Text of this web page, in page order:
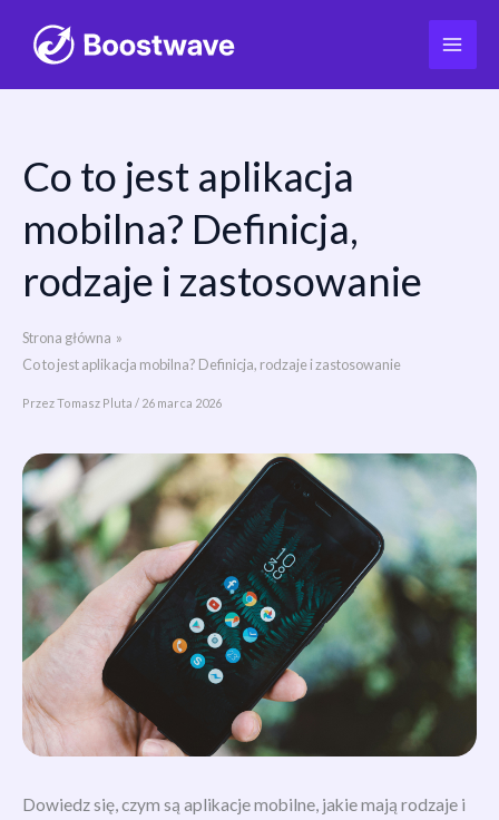
PrzejdźCo to jest aplikacja
mobilna? Definicja,
rodzaje i zastosowanie
Strona główna
Co to jest aplikacja mobilna? Definicja, rodzaje i zastosowanie
PrzezTomasz Pluta / 26 marca 2026
Dowiedz się, czym są aplikacje mobilne, jakie mają rodzaje i